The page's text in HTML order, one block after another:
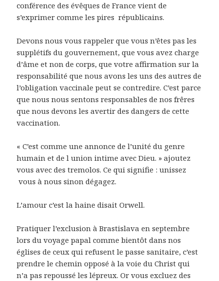
conférence des évêques de France vient de
s’exprimer comme les pires républicains.
Devons nous vous rappeler que vous n’êtes pas les
supplétifs du gouvernement, que vous avez charge
d’âme et non de corps, que votre affirmation sur la
responsabilité que nous avons les uns des autres de
l’obligation vaccinale peut se contredire. C’est parce
que nous nous sentons responsables de nos frêres
que nous devons les avertir des dangers de cette
vaccination.
« C’est comme une annonce de l’unité du genre
humain et de l union intime avec Dieu. » ajoutez
vous avec des tremolos. Ce qui signifie : unissez
vous à nous sinon dégagez.
L’amour c’est la haine disait Orwell.
Pratiquer l’exclusion à Brastislava en septembre
lors du voyage papal comme bientôt dans nos
églises de ceux qui refusent le passe sanitaire, c’est
prendre le chemin opposé à la voie du Christ qui
n’a pas repoussé les lépreux. Or vous excluez des